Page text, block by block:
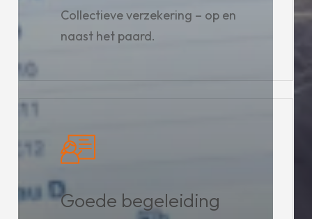
Collectieve verzekering – op en
naast het paard.
Goede begeleiding